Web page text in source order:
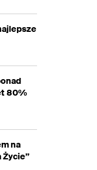
80%
na
Życie”